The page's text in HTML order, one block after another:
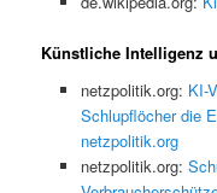
Künstliche Intelligenz
netzpolitik.org: KI-
Schlupflöcher die
netzpolitik.org
netzpolitik.org: